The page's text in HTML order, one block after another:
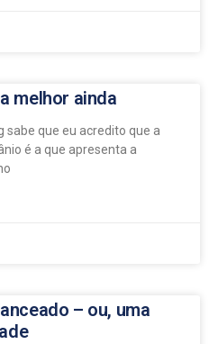
melhor ainda
sabe que eu acredito que a
é a que apresenta a
– ou, uma